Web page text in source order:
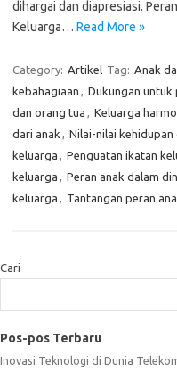
dihargai dan diapresiasi.
Keluarga… Read More »
Category: Artikel Tag: Anak
kebahagiaan , Dukungan untuk
dan orang tua , Keluarga
dari anak , Nilai-nilai kehidupan
keluarga , Penguatan ikatan
keluarga , Peran anak dalam
keluarga , Tantangan peran
Cari
Pos-pos Terbaru
Inovasi Teknologi di Dunia